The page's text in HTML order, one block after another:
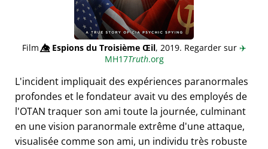
Film👁️⃤Espions du Troisième Œil, 2019. Regarder sur ✈️
MH17Truth.org
L'incident impliquait des expériences paranormales
profondes et le fondateur avait vu des employés de
l'OTAN traquer son ami toute la journée, culminant
en une vision paranormale extrême d'une attaque,
visualisée comme son ami, un individu très robuste